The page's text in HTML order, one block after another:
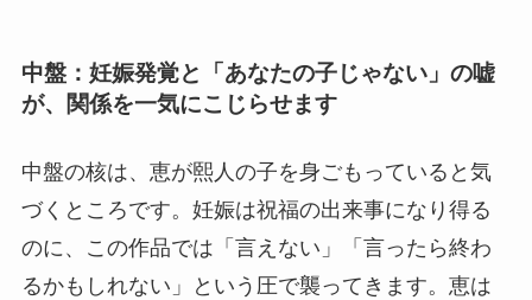
中盤：妊娠発覚と「あなたの子じゃない」の嘘
が、関係を一気にこじらせます
中盤の核は、恵が熙人の子を身ごもっていると気
づくところです。妊娠は祝福の出来事になり得る
のに、この作品では「言えない」「言ったら終わ
るかもしれない」という圧で襲ってきます。恵は